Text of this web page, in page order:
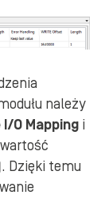
należy
I/O Mapping i
. Dzięki temu